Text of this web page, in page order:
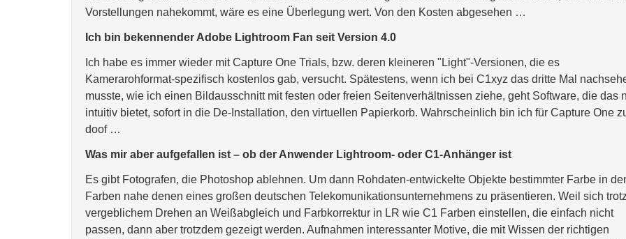
Vorstellungen nahekommt, wäre es eine Überlegung wert. Von den Kosten abgesehen …
Ich bin bekennender Adobe Lightroom Fan seit Version 4.0
Ich habe es immer wieder mit Capture One Trials, bzw. deren kleineren "Light"-Versionen, die es
Kamerarohformat-spezifisch kostenlos gab, versucht. Spätestens, wenn ich bei C1xyz das dritte Mal
musste, wie ich einen Bildausschnitt mit festen oder freien Seitenverhältnissen ziehe, geht Software, die das
intuitiv bietet, sofort in die De-Installation, den virtuellen Papierkorb. Wahrscheinlich bin ich für Capture One
doof …
Was mir aber aufgefallen ist – ob der Anwender Lightroom- oder C1-Anhänger ist
Es gibt Fotografen, die Photoshop ablehnen. Um dann Rohdaten-entwickelte Objekte bestimmter Farbe in
Farben nahe denen eines großen deutschen Telekomunikationsunternehmens zu präsentieren. Weil sich
vergeblichem Drehen an Weißabgleich und Farbkorrektur in LR wie C1 Farben einstellen, die einfach nicht
passen, dann aber trotzdem gezeigt werden. Aufnahmen interessanter Motive, die mit Wissen der richtigen